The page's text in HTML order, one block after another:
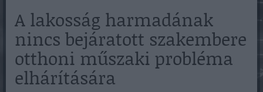
A lakosság harmadának
nincs bejáratott szakembere
otthoni műszaki probléma
elhárítására